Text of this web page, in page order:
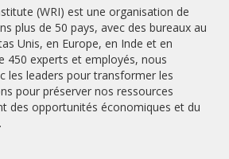
(WRI) est une organisation de
plus de 50 pays, avec des bureaux au
Unis, en Europe, en Inde et en
450 experts et employés, nous
les leaders pour transformer les
pour préserver nos ressources
des opportunités économiques et du